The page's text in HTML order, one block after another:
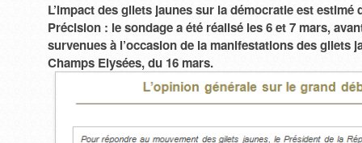
L’impact des gilets jaunes sur la démocratie est estimé
Précision : le sondage a été réalisé les 6 et 7 mars,
survenues à l’occasion de la manifestations des gilets
Champs Elysées, du 16 mars.